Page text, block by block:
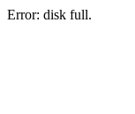
Error: disk full.